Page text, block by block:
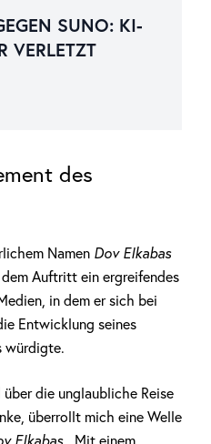
SUNO: KI-
VERLETZT
des
Namen Dov Elkabas
Auftritt ein ergreifendes
in dem er sich bei
Entwicklung seines
würdigte.
die unglaubliche Reise
überrollt mich eine Welle
Elkabas. „Mit einem